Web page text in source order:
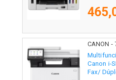
CANON -
Canon i-
Fax/